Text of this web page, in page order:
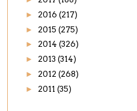
► 2016 (217)
► 2015 (275)
► 2014 (326)
► 2013 (314)
► 2012 (268)
► 2011 (35)